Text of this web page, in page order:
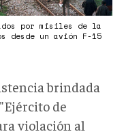
por misiles de la
desde un avión F-15
brindada
de
violación al